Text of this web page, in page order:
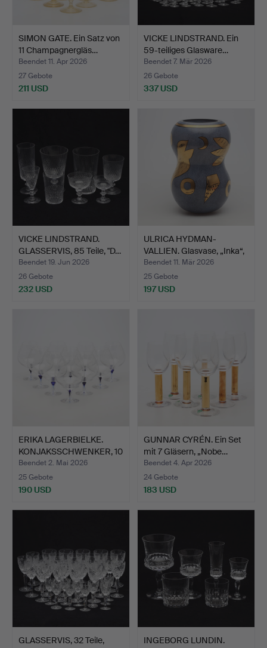
SIMON GATE. Ein Satz von
11 Champagnergläs…
Beendet 11. Apr 2026
27 Gebote
211 USD
VICKE LINDSTRAND. Ein
59-teiliges Glasware…
Beendet 7. Mär 2026
26 Gebote
337 USD
VICKE LINDSTRAND.
GLASSERVIS, 85 Teile, "D…
Beendet 19. Jun 2026
26 Gebote
232 USD
ULRICA HYDMAN-
VALLIEN. Glasvase, „Inka“,
K…
Beendet 11. Mär 2026
25 Gebote
197 USD
ERIKA LAGERBIELKE.
KONJAKSSCHWENKER, 10
St…
Beendet 2. Mai 2026
25 Gebote
190 USD
GUNNAR CYRÉN. Ein Set
mit 7 Gläsern, „Nobe…
Beendet 4. Apr 2026
24 Gebote
183 USD
GLASSERVIS, 32 Teile,
INGEBORG LUNDIN.